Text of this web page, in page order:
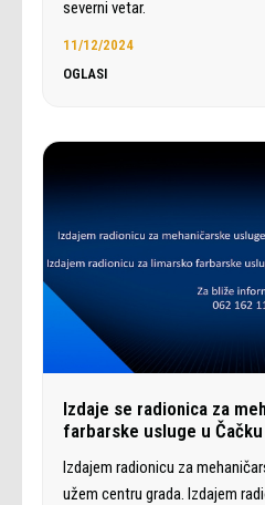
severni vetar.
11/12/2024
OGLASI
Izdaje se radionica za
farbarske usluge u Čačku
Izdajem radionicu za
užem centru grada. Izdajem